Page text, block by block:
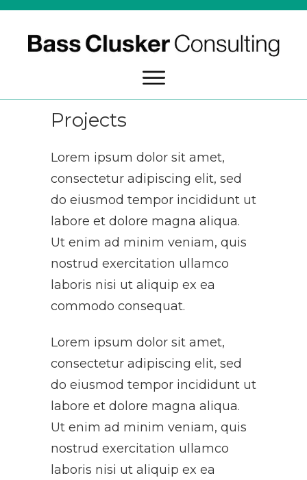
Projects
Lorem ipsum dolor sit amet,
consectetur adipiscing elit, sed
do eiusmod tempor incididunt ut
labore et dolore magna aliqua.
Ut enim ad minim veniam, quis
nostrud exercitation ullamco
laboris nisi ut aliquip ex ea
commodo consequat.
Lorem ipsum dolor sit amet,
consectetur adipiscing elit, sed
do eiusmod tempor incididunt ut
labore et dolore magna aliqua.
Ut enim ad minim veniam, quis
nostrud exercitation ullamco
laboris nisi ut aliquip ex ea